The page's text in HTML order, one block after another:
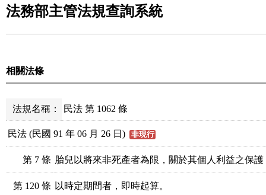
法務部主管法規查詢系統
相關法條
法規名稱： 民法 第 1062 條
民法 (民國 91 年 06 月 26 日) 非現行
第 7 條 胎兒以將來非死產者為限，關於其個人利益之保
第 120 條 以時定期間者，即時起算。